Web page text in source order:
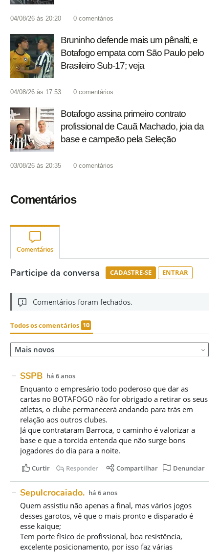
04/08/26 às 20:20 0 comentários
Bruninho defende mais um pênalti, e
Botafogo empata com São Paulo pelo
Brasileiro Sub-17; veja
04/08/26 às 17:53 0 comentários
Botafogo assina primeiro contrato
profissional de Cauã Machado, joia da
base e campeão pela Seleção
03/08/26 às 20:35 0 comentários
Comentários